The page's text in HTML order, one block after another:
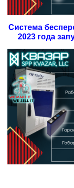
Система
2023 года